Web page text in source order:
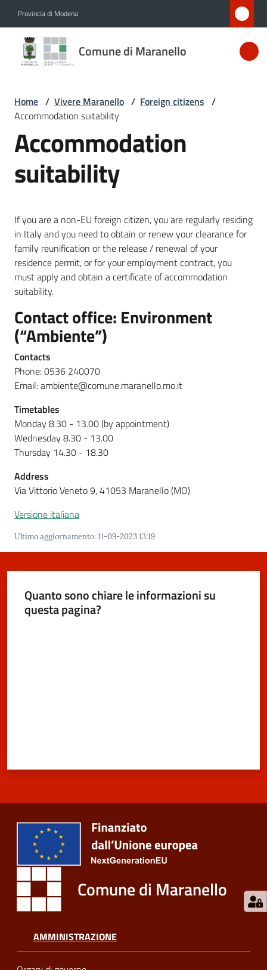
Provincia di Modena
Comune di Maranello
Comune
di
Novità
Vivere
Maranello
Menu selezionato
Segnalazioni
M
a
r
a
n
e
l
l
T
u
i
s
m
Tutti
Home / Vivere Maranello / Foreign citizens /
Accommodation suitability
Accommodation
suitability
If you are a non-EU foreign citizen, you are regularly residing
in Italy and you need to obtain or renew your clearance for
family reunification or the release / renewal of your
residence permit, or for your employment contract, you
must apply and obtain a certificate of accommodation
suitability.
Contact office: Environment
(“Ambiente”)
Contacts
Phone: 0536 240070
Email: ambiente@comune.maranello.mo.it
Timetables
Monday 8.30 - 13.00 (by appointment)
Wednesday 8.30 - 13.00
Thursday 14.30 - 18.30
Address
Via Vittorio Veneto 9, 41053 Maranello (MO)
Versione italiana
Ultimo aggiornamento:11-09-2023 13:19
Quanto sono chiare le informazioni su
questa pagina?
Comune di Maranello
AMMINISTRAZIONE